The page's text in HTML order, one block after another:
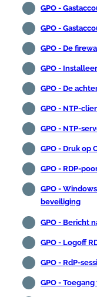
GPO -
GPO -
GPO - De
GPO -
GPO - De
GPO - NTP-
GPO - NTP-
GPO - Druk op
GPO - RDP-
GPO -
beveiliging
GPO - Bericht
GPO - Logoff
GPO - RdP-
GPO -